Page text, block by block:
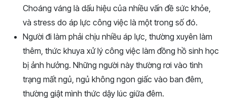
Choáng váng là dấu hiệu của nhiều vấn đề sức khỏe,
và stress do áp lực công việc là một trong số đó.
Người đi làm phải chịu nhiều áp lực, thường xuyên làm
thêm, thức khuya xử lý công việc làm đồng hồ sinh học
bị ảnh hưởng. Những người này thường rơi vào tình
trạng mất ngủ, ngủ không ngon giấc vào ban đêm,
thường giật mình thức dậy lúc giữa đêm.